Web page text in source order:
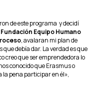
de este programa y decidí
Equipo Humano
, avalaran mi plan de
debía dar. La verdad es que
creo que ser emprendedora lo
conocido que Erasmus o
pena participar en él»,